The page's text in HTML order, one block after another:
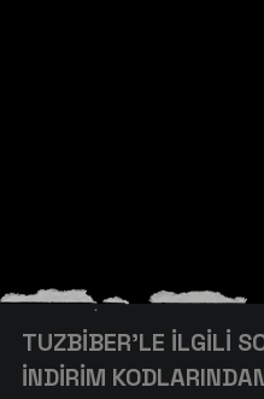
TUZBİBER’LE İLGİLİ
İNDİRİM